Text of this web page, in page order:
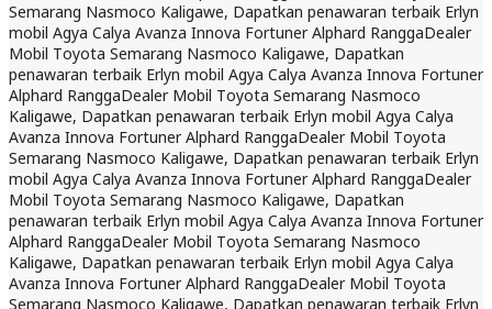
Semarang Nasmoco Kaligawe, Dapatkan penawaran terbaik Erlyn
mobil Agya Calya Avanza Innova Fortuner Alphard RanggaDealer
Mobil Toyota Semarang Nasmoco Kaligawe, Dapatkan
penawaran terbaik Erlyn mobil Agya Calya Avanza Innova Fortuner
Alphard RanggaDealer Mobil Toyota Semarang Nasmoco
Kaligawe, Dapatkan penawaran terbaik Erlyn mobil Agya Calya
Avanza Innova Fortuner Alphard RanggaDealer Mobil Toyota
Semarang Nasmoco Kaligawe, Dapatkan penawaran terbaik Erlyn
mobil Agya Calya Avanza Innova Fortuner Alphard RanggaDealer
Mobil Toyota Semarang Nasmoco Kaligawe, Dapatkan
penawaran terbaik Erlyn mobil Agya Calya Avanza Innova Fortuner
Alphard RanggaDealer Mobil Toyota Semarang Nasmoco
Kaligawe, Dapatkan penawaran terbaik Erlyn mobil Agya Calya
Avanza Innova Fortuner Alphard RanggaDealer Mobil Toyota
Semarang Nasmoco Kaligawe, Dapatkan penawaran terbaik Erlyn